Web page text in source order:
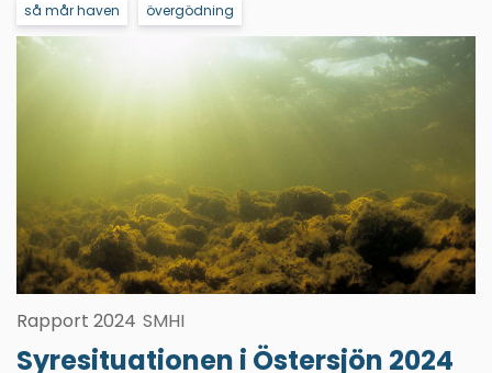
så mår haven övergödning
Rapport 2024 SMHI
Syresituationen i Östersjön 2024